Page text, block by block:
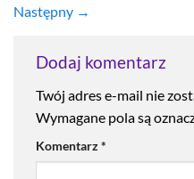
Następny →
Dodaj komentarz
Twój adres e-mail nie
Wymagane pola są
Komentarz*